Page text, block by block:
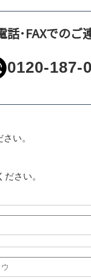
話･FAXでのご
0120-187-
い。
さい。